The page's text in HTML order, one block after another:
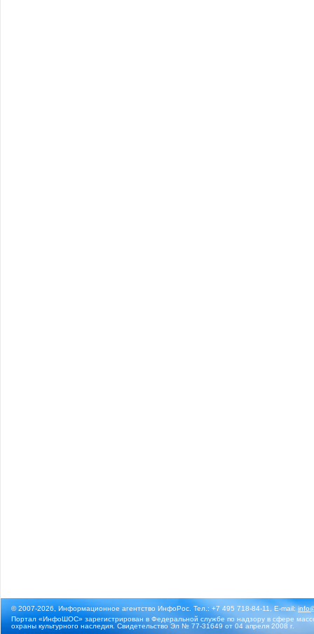
© 2007-2026, Информационное агентство ИнфоРос. Тел.: +7 495 718-84-11, E-mail:
Портал «ИнфоШОС» зарегистрирован в Федеральной службе по надзору в сфере
охраны культурного наследия. Свидетельство Эл № 77-31649 от 04 апреля 2008 г.